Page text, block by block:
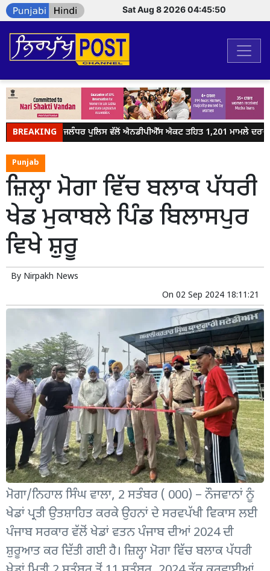
Sat Aug 8 2026 04:45:50
BREAKINGਜਲੰਧਰ ਪੁਲਿਸ ਵੱਲੋਂ ਐਨਡੀਪੀਐੱਸ ਐਕਟ ਤਹਿਤ 1,201 ਮਾਮਲੇ ਦਰਜ,
Punjab
ਜ਼ਿਲ੍ਹਾ ਮੋਗਾ ਵਿੱਚ ਬਲਾਕ ਪੱਧਰੀ
ਖੇਡ ਮੁਕਾਬਲੇ ਪਿੰਡ ਬਿਲਾਸਪੁਰ
ਵਿਖੇ ਸ਼ੁਰੂ
By Nirpakh News
On 02 Sep 2024 18:11:21
ਮੋਗਾ/ਨਿਹਾਲ ਸਿੰਘ ਵਾਲਾ, 2 ਸਤੰਬਰ ( 000) – ਨੌਜਵਾਨਾਂ ਨੂੰ
ਖੇਡਾਂ ਪ੍ਰਤੀ ਉਤਸ਼ਾਹਿਤ ਕਰਕੇ ਉਹਨਾਂ ਦੇ ਸਰਵਪੱਖੀ ਵਿਕਾਸ ਲਈ
ਪੰਜਾਬ ਸਰਕਾਰ ਵੱਲੋਂ ਖੇਡਾਂ ਵਤਨ ਪੰਜਾਬ ਦੀਆਂ 2024 ਦੀ
ਸ਼ੁਰੂਆਤ ਕਰ ਦਿੱਤੀ ਗਈ ਹੈ। ਜ਼ਿਲ੍ਹਾ ਮੋਗਾ ਵਿੱਚ ਬਲਾਕ ਪੱਧਰੀ